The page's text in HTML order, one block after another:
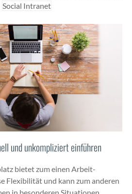
Social Intranet
und unkompliziert einführen
bietet zum einen Arbeit­
Flex­i­bil­ität und kann zum anderen
in beson­deren Sit­u­a­tio­nen